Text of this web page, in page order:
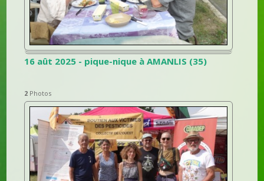
16 aût 2025 - pique-nique à AMANLIS (35)
2 Photos